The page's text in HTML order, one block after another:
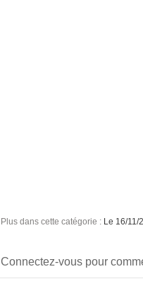
Plus dans cette catégorie : Le 16/11/
Connectez-vous pour